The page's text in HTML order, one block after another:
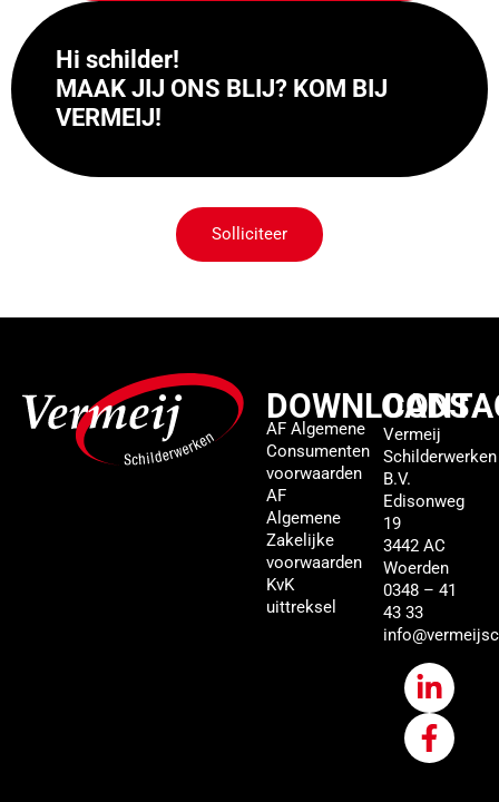
Hi schilder!
MAAK JIJ ONS BLIJ? KOM BIJ
VERMEIJ!
Solliciteer
DOWNLOADS
AF Algemene
Consumenten
voorwaarden
AF
Algemene
Zakelijke
voorwaarden
KvK
uittreksel
Vermeij
Schilderwerken
B.V.
Edisonweg
19
3442 AC
Woerden
0348 – 41
43 33